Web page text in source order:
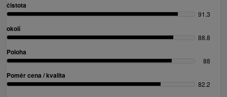
čistota
91.3
okolí
88.8
Poloha
88
Poměr cena / kvalita
82.2